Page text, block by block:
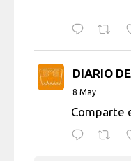
DIARIO
8 May
Comparte